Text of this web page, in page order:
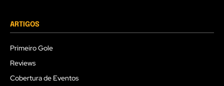
ARTIGOS
Primeiro Gole
Reviews
Cobertura de Eventos